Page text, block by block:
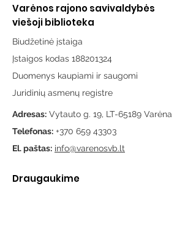
Varėnos rajono savivaldybės
viešoji biblioteka
Biudžetinė įstaiga
Įstaigos kodas 188201324
Duomenys kaupiami ir saugomi
Juridinių asmenų registre
Adresas: Vytauto g. 19, LT-65189 Varėna
Telefonas: +370 659 43303
El. paštas: info@varenosvb.lt
Draugaukime